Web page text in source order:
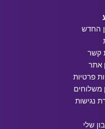
החדש
קשר
אתר
פרטיות
משלוחים
נגישות
שלי